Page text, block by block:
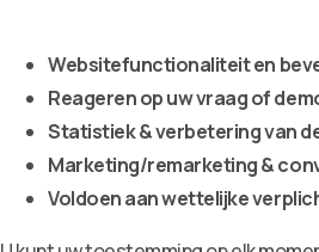
Websitefunctionaliteit en
Reageren op uw vraag of
Statistiek & verbetering van
Marketing/remarketing &
Voldoen aan wettelijke